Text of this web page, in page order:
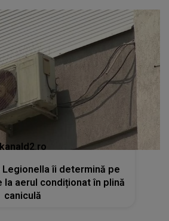
kanald2.ro
Legionella îi determină pe
la aerul condiționat în plină
caniculă